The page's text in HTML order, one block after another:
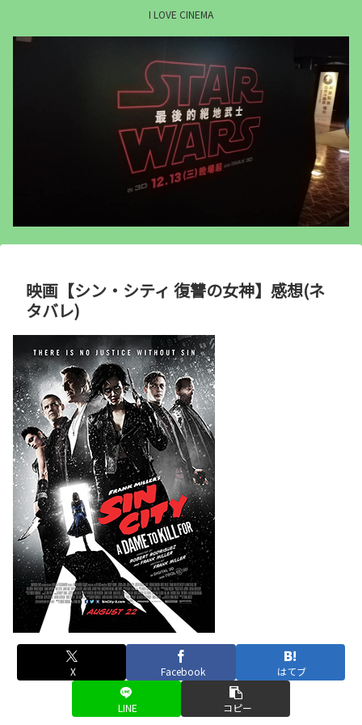
I LOVE CINEMA
映画【シン・シティ 復讐の女神】感想(ネ
タバレ)
X Facebook はてブ
LINE コピー